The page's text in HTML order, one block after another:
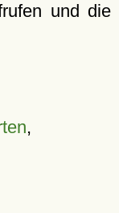
und die
,